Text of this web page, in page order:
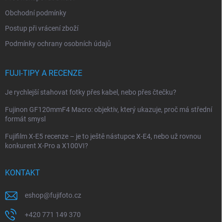
Obchodní podmínky
Postup při vrácení zboží
Podmínky ochrany osobních údajů
FUJI-TIPY A RECENZE
Je rychlejší stahovat fotky přes kabel, nebo přes čtečku?
Fujinon GF120mmF4 Macro: objektiv, který ukazuje, proč má střední
formát smysl
Fujifilm X-E5 recenze – je to ještě nástupce X-E4, nebo už rovnou
konkurent X-Pro a X100VI?
KONTAKT
eshop@fujifoto.cz
+420 771 149 370